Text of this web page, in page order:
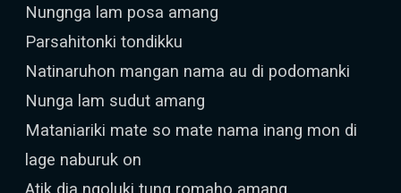
Nungnga lam posa amang
Parsahitonki tondikku
Natinaruhon mangan nama au di podomanki
Nunga lam sudut amang
Mataniariki mate so mate nama inang mon di
lage naburuk on
Atik dia ngoluki tung romaho amang